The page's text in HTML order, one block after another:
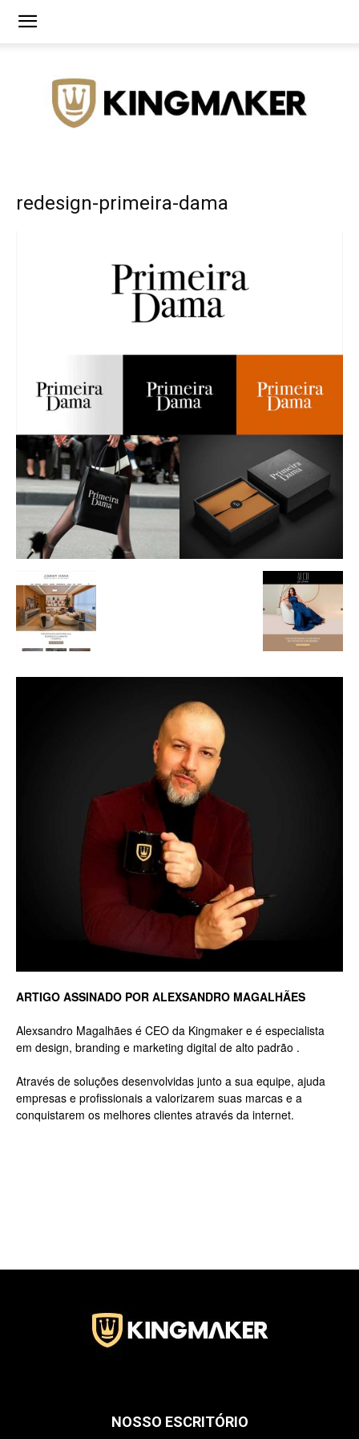
Agência
de
Alto
Padrão,
e
Luxo
na
Rua
Haddock
redesign-primeira-dama
ARTIGO ASSINADO POR ALEXSANDRO MAGALHÃES
Alexsandro Magalhães é CEO da Kingmaker e é especialista
em design, branding e marketing digital de alto padrão .
Através de soluções desenvolvidas junto a sua equipe, ajuda
empresas e profissionais a valorizarem suas marcas e a
conquistarem os melhores clientes através da internet.
NOSSO ESCRITÓRIO